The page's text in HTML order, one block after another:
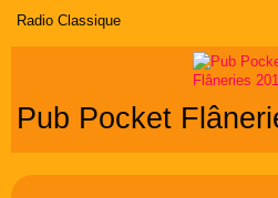
Radio Classique
Pub Pocket